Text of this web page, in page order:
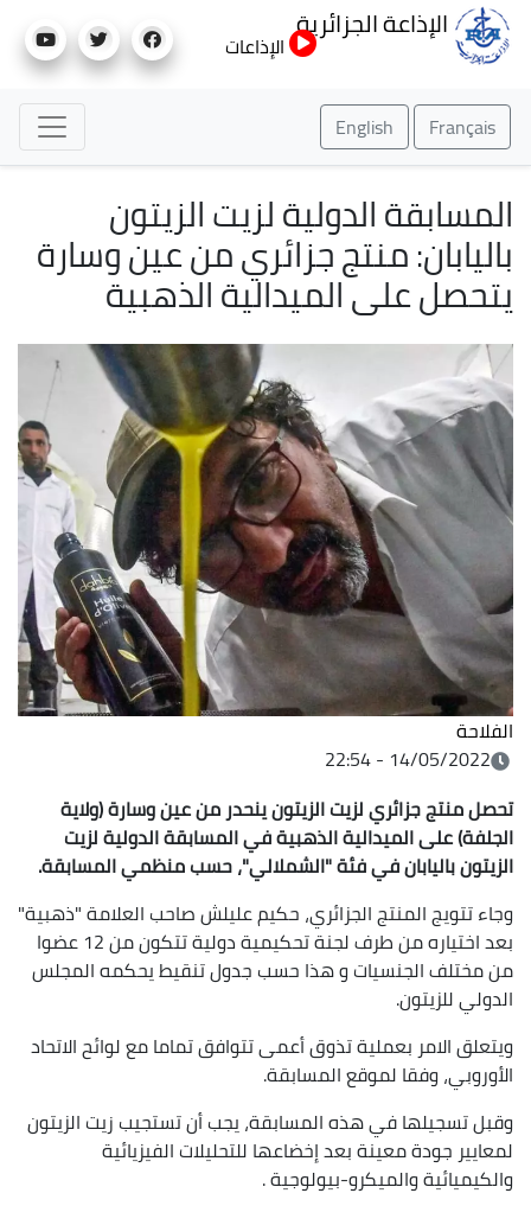
إلى
الإذاعة الجزائرية
الإذاعات
Français
English
المسابقة الدولية لزيت الزيتون
باليابان: منتج جزائري من عين وسارة
يتحصل على الميدالية الذهبية
الفلاحة
14/05/2022 - 22:54
تحصل منتج جزائري لزيت الزيتون ينحدر من عين وسارة (ولاية
الجلفة) على الميدالية الذهبية في المسابقة الدولية لزيت
الزيتون باليابان في فئة "الشملالي"، حسب منظمي المسابقة.
وجاء تتويج المنتج الجزائري، حكيم عليلش صاحب العلامة "ذهبية"
بعد اختياره من طرف لجنة تحكيمية دولية تتكون من 12 عضوا
من مختلف الجنسيات و هذا حسب جدول تنقيط يحكمه المجلس
الدولي للزيتون.
ويتعلق الامر بعملية تذوق أعمى تتوافق تماما مع لوائح الاتحاد
الأوروبي، وفقا لموقع المسابقة.
وقبل تسجيلها في هذه المسابقة، يجب أن تستجيب زيت الزيتون
لمعايير جودة معينة بعد إخضاعها للتحليلات الفيزيائية
والكيميائية والميكرو-بيولوجية .